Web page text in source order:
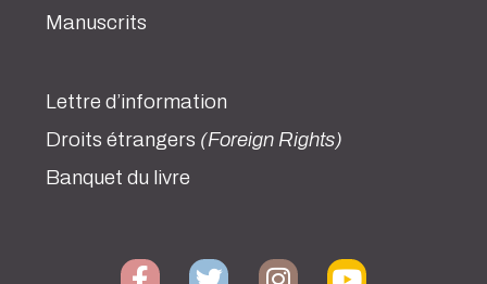
Manuscrits
Lettre d’information
Droits étrangers (Foreign Rights)
Banquet du livre